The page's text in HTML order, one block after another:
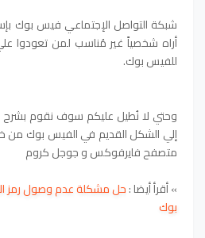
شبكة التواصل الإجتماعي فيس بوك
للفيس بوك.
وحتي لا نُطيل عليكم سوف نقوم
إلي الشكل القديم في الفيس بوك من
متصفح فايرفوكس و جوجل كروم
»أقرأ أيضا :حل مشكلة عدم وصول رمز
بوك